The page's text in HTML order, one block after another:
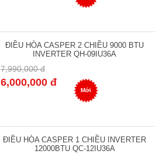
ĐIỀU HÒA CASPER 2 CHIỀU 9000 BTU
INVERTER QH-09IU36A
7,990,000 đ
6,000,000 đ
Mới
ĐIỀU HÒA CASPER 1 CHIỀU INVERTER
12000BTU QC-12IU36A